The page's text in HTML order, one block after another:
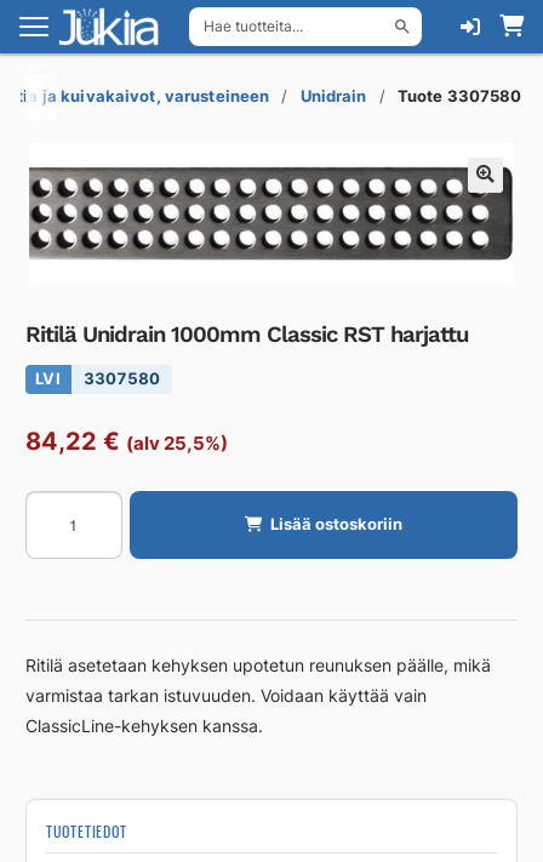
Hae tuotteita...
Siirry
navigointiin
Siirry
sisältöön
ja kuivakaivot, varusteineen Unidrain Tuote 3307580
Ritilä Unidrain 1000mm Classic RST harjattu
LVI 3307580
84,22 € (alv 25,5%)
Ritilä
Unidrain
1000mm
RST
määrä
Lisää ostoskoriin
Ritilä asetetaan kehyksen upotetun reunuksen päälle, mikä
varmistaa tarkan istuvuuden. Voidaan käyttää vain
ClassicLine-kehyksen kanssa.
TUOTETIEDOT